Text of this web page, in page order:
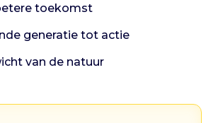
toekomst
generatie tot actie
van de natuur